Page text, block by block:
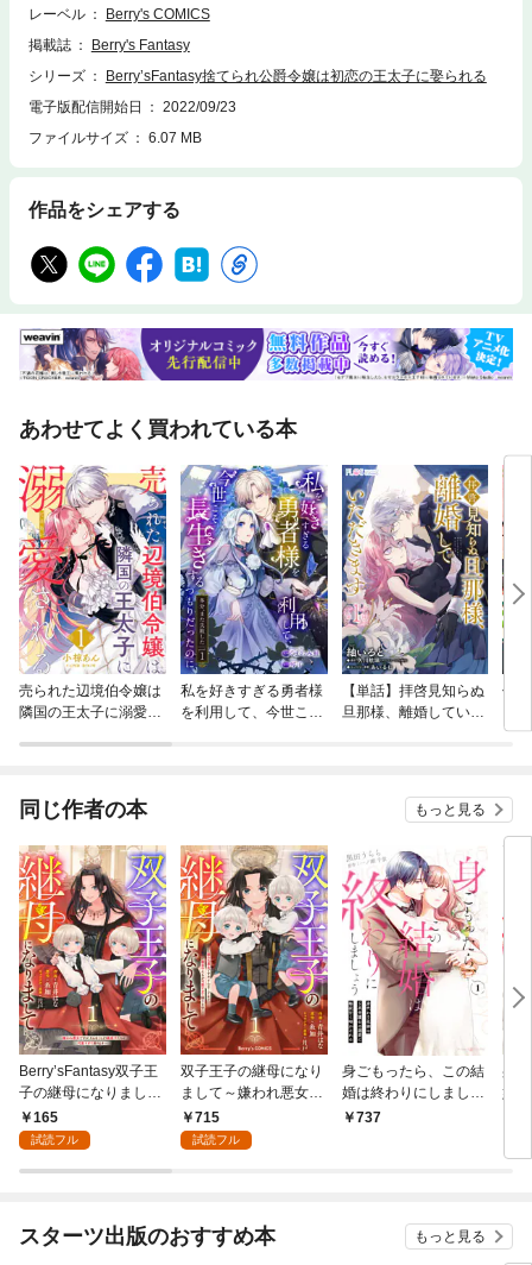
レーベル
Berry's COMICS
掲載誌
Berry's Fantasy
シリーズ
Berry’sFantasy捨てられ公爵令嬢は初恋の王太子に娶られる
電子版配信開始日
2022/09/23
ファイルサイズ
6.07 MB
作品をシェアする
あわせてよく買われている本
売られた辺境伯令嬢は
隣国の王太子に溺愛さ
私を好きすぎる勇者様
を利用して、今世こそ
【単話】拝啓見知らぬ
旦那様、離婚していた
傷
同じ作者の本 もっと見る
Berry’sFantasy双子王
子の継母になりまして
～嫌われ悪女ですが、
そんなことより義息子
ます～1巻
165
試読フル
双子王子の継母になり
まして～嫌われ悪女で
すが、そんなことより
義息子たちが可愛すぎ
715
試読フル
身ごもったら、この結
婚は終わりにしましょ
う～身代わり花嫁はＳ
737
身
婚
甘
スターツ出版のおすすめ本 もっと見る